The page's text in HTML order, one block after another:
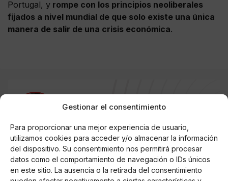
Gestionar el consentimiento
Para proporcionar una mejor experiencia de usuario,
utilizamos cookies para acceder y/o almacenar la información
del dispositivo. Su consentimiento nos permitirá procesar
datos como el comportamiento de navegación o IDs únicos
en este sitio. La ausencia o la retirada del consentimiento
Portugal, y rompe con los principios neoliberales
fijados a nivel mundial de que solo existe una única
manera de salir de una crisis económica.
AUTOR
Noticias relacionadas